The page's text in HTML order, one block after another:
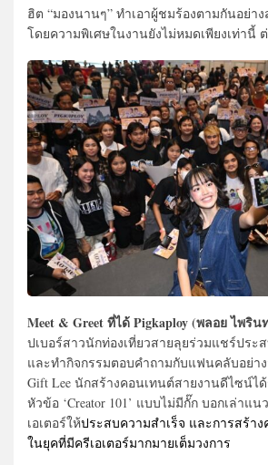
ฮิต “มองนานๆ” ทำเอาผู้ชมร้องตามกันอย่า
โดยความพิเศษในงานยังไม่หมดเพียงเท่านี้
Meet & Greet ที่ได้ Pigkaploy (พลอย ไพริ
ปเบอร์สาวนักท่องเที่ยวสายลุยร่วมแชร์ประ
และทำกิจกรรมตอบคำถามกับแฟนคลับอย่า
Gift Lee นักสร้างคอนเทนต์สายงานดีไซน์ไ
หัวข้อ ‘Creator 101’ แบบไม่มีกั๊ก บอกเล่าแ
เอเตอร์ให้ประสบความสำเร็จ และการสร้า
ในยุคที่มีครีเอเตอร์มากมายเต็มวงการ